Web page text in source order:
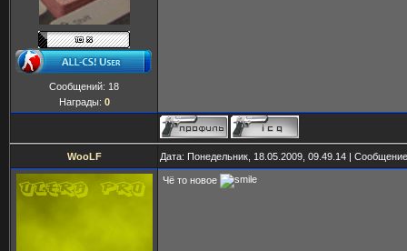
Сообщений: 18
Награды: 0
WooLF Дата: Понедельник, 18.05.2009, 09.49.14 |
Чё то новое